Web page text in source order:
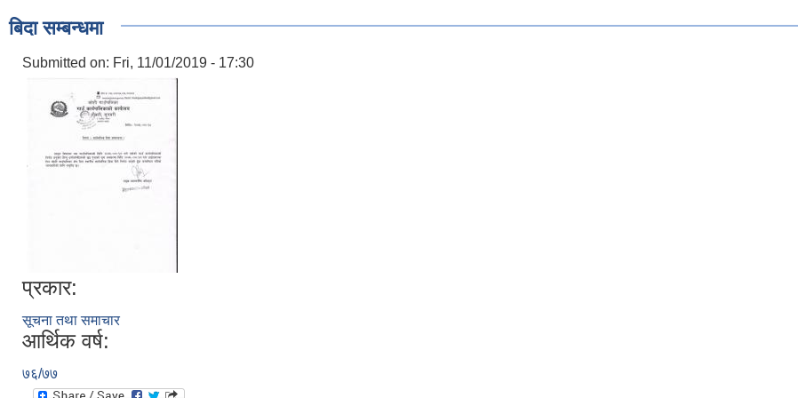
बिदा सम्बन्धमा
Submitted on: Fri, 11/01/2019 - 17:30
प्रकार:
सूचना तथा समाचार
आर्थिक वर्ष:
७६/७७